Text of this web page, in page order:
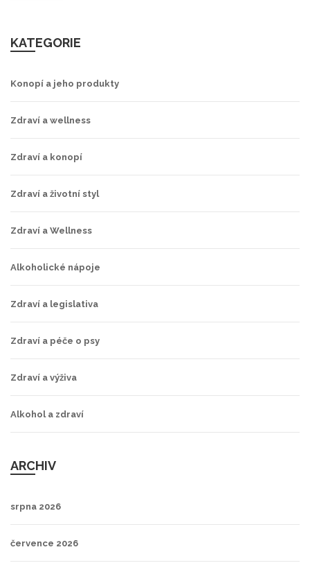
KATEGORIE
Konopí a jeho produkty
Zdraví a wellness
Zdraví a konopí
Zdraví a životní styl
Zdraví a Wellness
Alkoholické nápoje
Zdraví a legislativa
Zdraví a péče o psy
Zdraví a výživa
Alkohol a zdraví
ARCHIV
srpna 2026
července 2026